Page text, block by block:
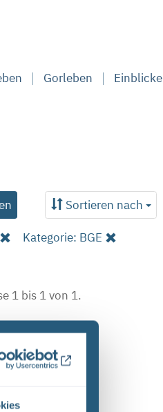
Gorleben Einblicke
Sortieren nach
Kategorie: BGE
1 bis 1 von 1.